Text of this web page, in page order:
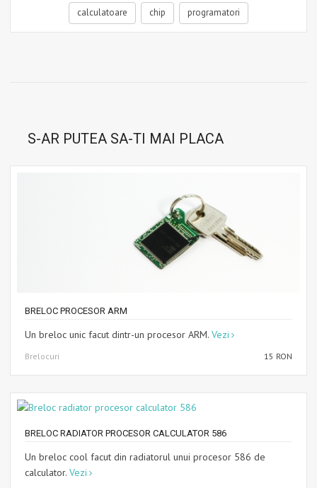
calculatoare chip programatori
S-AR PUTEA SA-TI MAI PLACA
BRELOC PROCESOR ARM
Un breloc unic facut dintr-un procesor ARM. Vezi
Brelocuri 15 RON
BRELOC RADIATOR PROCESOR CALCULATOR 586
Un breloc cool facut din radiatorul unui procesor 586 de
calculator. Vezi